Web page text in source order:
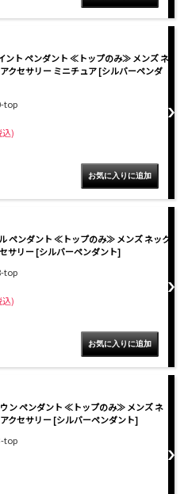
ント ペンダント ≪トップのみ≫ メンズ ネ
クセサリー ミニチュア [シルバーペンダ
top
)
ペンダント ≪トップのみ≫ メンズ ネック
サリー [シルバーペンダント]
top
)
ン ペンダント ≪トップのみ≫ メンズ ネ
クセサリー [シルバーペンダント]
top